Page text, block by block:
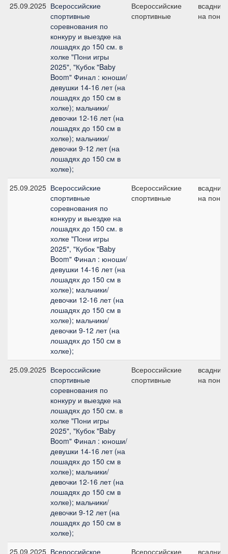
25.09.2025 Всероссийские
спортивные
соревнования по
конкуру и выездке на
лошадях до 150 см. в
холке "Пони игры
2025", "Кубок "Baby
Boom" Финал : юноши/
девушки 14-16 лет (на
лошадях до 150 см в
холке); мальчики/
девочки 12-16 лет (на
лошадях до 150 см в
холке); мальчики/
девочки 9-12 лет (на
лошадях до 150 см в
холке);
Всероссийские
спортивные
всадники
на пони
25.09.2025 Всероссийские
спортивные
соревнования по
конкуру и выездке на
лошадях до 150 см. в
холке "Пони игры
2025", "Кубок "Baby
Boom" Финал : юноши/
девушки 14-16 лет (на
лошадях до 150 см в
холке); мальчики/
девочки 12-16 лет (на
лошадях до 150 см в
холке); мальчики/
девочки 9-12 лет (на
лошадях до 150 см в
холке);
Всероссийские
спортивные
всадники
на пони
25.09.2025 Всероссийские
спортивные
соревнования по
конкуру и выездке на
лошадях до 150 см. в
холке "Пони игры
2025", "Кубок "Baby
Boom" Финал : юноши/
девушки 14-16 лет (на
лошадях до 150 см в
холке); мальчики/
девочки 12-16 лет (на
лошадях до 150 см в
холке); мальчики/
девочки 9-12 лет (на
лошадях до 150 см в
холке);
Всероссийские
спортивные
всадники
на пони
25.09.2025 Всероссийское Всероссийские всадники